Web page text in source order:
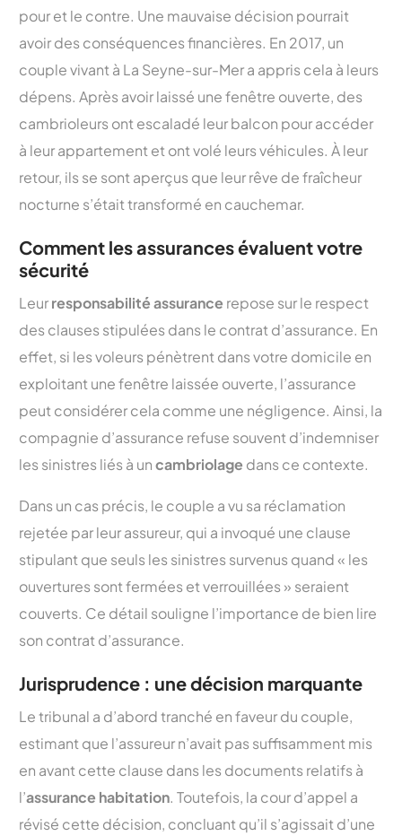
pour et le contre. Une mauvaise décision pourrait
avoir des conséquences financières. En 2017, un
couple vivant à La Seyne-sur-Mer a appris cela à leurs
dépens. Après avoir laissé une fenêtre ouverte, des
cambrioleurs ont escaladé leur balcon pour accéder
à leur appartement et ont volé leurs véhicules. À leur
retour, ils se sont aperçus que leur rêve de fraîcheur
nocturne s’était transformé en cauchemar.
Comment les assurances évaluent votre
sécurité
Leurresponsabilité assurance repose sur le respect
des clauses stipulées dans le contrat d’assurance. En
effet, si les voleurs pénètrent dans votre domicile en
exploitant une fenêtre laissée ouverte, l’assurance
peut considérer cela comme une négligence. Ainsi, la
compagnie d’assurance refuse souvent d’indemniser
les sinistres liés à uncambriolage dans ce contexte.
Dans un cas précis, le couple a vu sa réclamation
rejetée par leur assureur, qui a invoqué une clause
stipulant que seuls les sinistres survenus quand « les
ouvertures sont fermées et verrouillées » seraient
couverts. Ce détail souligne l’importance de bien lire
son contrat d’assurance.
Jurisprudence : une décision marquante
Le tribunal a d’abord tranché en faveur du couple,
estimant que l’assureur n’avait pas suffisamment mis
en avant cette clause dans les documents relatifs à
l’assurance habitation. Toutefois, la cour d’appel a
révisé cette décision, concluant qu’il s’agissait d’une